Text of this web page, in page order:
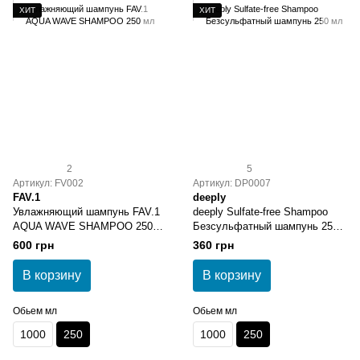
ХИТ
2
Артикул: FV002
FAV.1
Увлажняющий шампунь FAV.1
AQUA WAVE SHAMPOO 250
мл
600 грн
В корзину
Обьем мл
1000 250
ХИТ
5
Артикул: DP0007
deeply
deeply Sulfate-free Shampoo
Безсульфатный шампунь 250
мл
360 грн
В корзину
Обьем мл
1000 250